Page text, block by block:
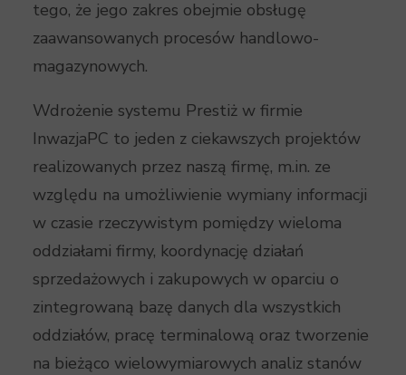
tego, że jego zakres obejmie obsługę
zaawansowanych procesów handlowo-
magazynowych.
Wdrożenie systemu Prestiż w firmie
InwazjaPC to jeden z ciekawszych projektów
realizowanych przez naszą firmę, m.in. ze
względu na umożliwienie wymiany informacji
w czasie rzeczywistym pomiędzy wieloma
oddziałami firmy, koordynację działań
sprzedażowych i zakupowych w oparciu o
zintegrowaną bazę danych dla wszystkich
oddziałów, pracę terminalową oraz tworzenie
na bieżąco wielowymiarowych analiz stanów